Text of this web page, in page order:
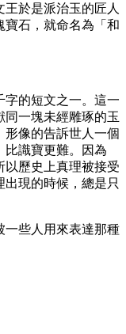
於是派治玉的匠人
寶石，就命名為「和
字的短文之一。這一
一塊未經雕琢的玉
形像的告訴世人一個
比識寶更難。因為
以歷史上真理被接受
現的時候，總是只
一些人用來表達那種